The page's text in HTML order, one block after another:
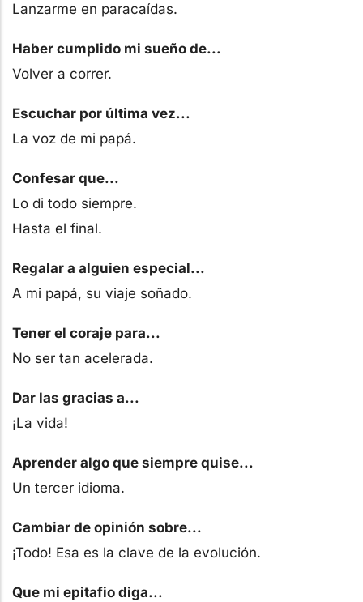
Lanzarme en paracaídas.
Haber cumplido mi sueño de...
Volver a correr.
Escuchar por última vez...
La voz de mi papá.
Confesar que...
Lo di todo siempre.
Hasta el final.
Regalar a alguien especial...
A mi papá, su viaje soñado.
Tener el coraje para...
No ser tan acelerada.
Dar las gracias a...
¡La vida!
Aprender algo que siempre quise...
Un tercer idioma.
Cambiar de opinión sobre...
¡Todo! Esa es la clave de la evolución.
Que mi epitafio diga...